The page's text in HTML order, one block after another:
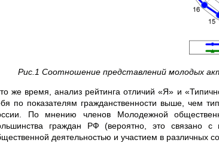
Рис.1 Соотношение представлений молодых
же время, анализ рейтинга отличий «Я» и
по показателям гражданственности выше, чем
По мнению членов Молодежной
граждан РФ (вероятно, это связано с
деятельностью и участием в различных